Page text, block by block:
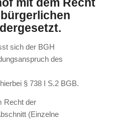
mit dem Recht
sich der BGH
des
§ 738 I S.2 BGB.
Recht der
(Einzelne